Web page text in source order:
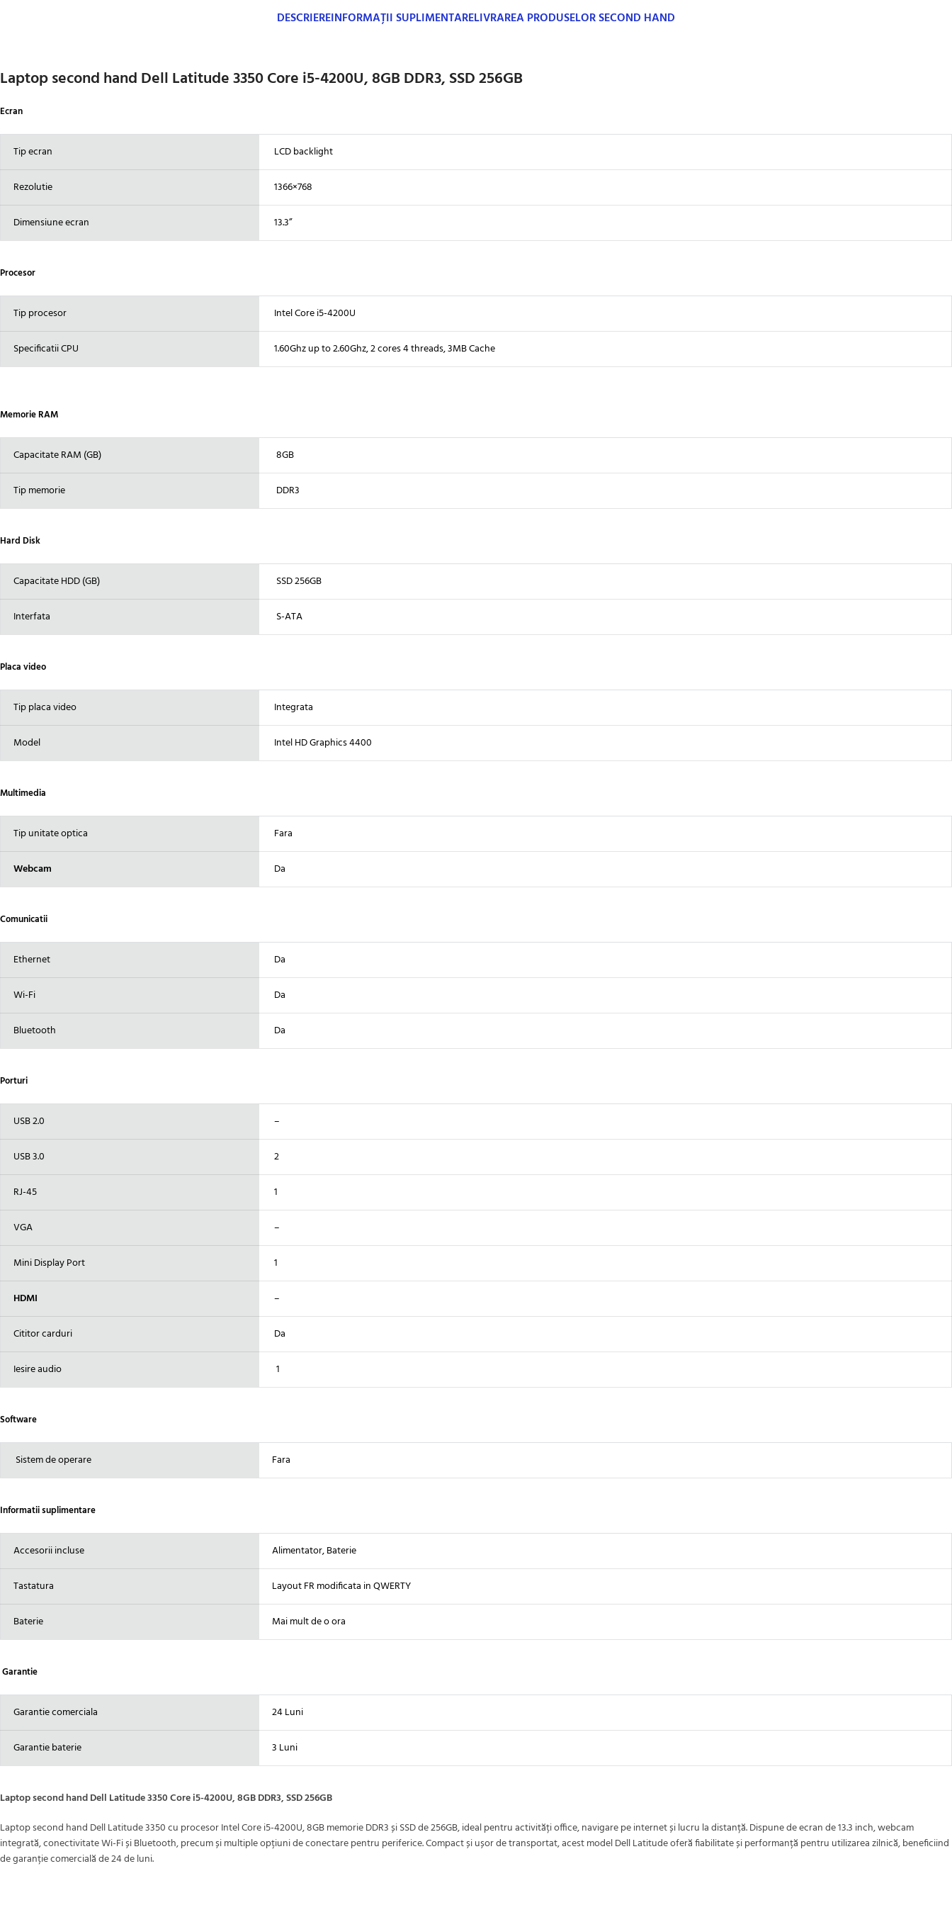
DESCRIEREINFORMAȚII SUPLIMENTARELIVRAREA PRODUSELOR SECOND HAND
Laptop second hand Dell Latitude 3350 Core i5-4200U, 8GB DDR3, SSD 256GB
Ecran
Tip ecran LCD backlight
Rezolutie 1366×768
Dimensiune ecran 13.3”
Procesor
Tip procesor Intel Core i5-4200U
Specificatii CPU 1.60Ghz up to 2.60Ghz, 2 cores 4 threads, 3MB Cache
Memorie RAM
Capacitate RAM (GB) 8GB
Tip memorie DDR3
Hard Disk
Capacitate HDD (GB) SSD 256GB
Interfata S-ATA
Placa video
Tip placa video Integrata
Model Intel HD Graphics 4400
Multimedia
Tip unitate optica Fara
Webcam Da
Comunicatii
Ethernet Da
Wi-Fi Da
Bluetooth Da
Porturi
USB 2.0 –
USB 3.0 2
RJ-45 1
VGA –
Mini Display Port 1
HDMI –
Cititor carduri Da
Iesire audio 1
Software
Sistem de operare Fara
Informatii suplimentare
Accesorii incluse Alimentator, Baterie
Tastatura Layout FR modificata in QWERTY
Baterie Mai mult de o ora
Garantie
Garantie comerciala 24 Luni
Garantie baterie 3 Luni
Laptop second hand Dell Latitude 3350 Core i5-4200U, 8GB DDR3, SSD 256GB
Laptop second hand Dell Latitude 3350 cu procesor Intel Core i5-4200U, 8GB memorie DDR3 și SSD de 256GB, ideal pentru activități office, navigare pe internet și lucru la distanță. Dispune de ecran de 13.3 inch, webcam
integrată, conectivitate Wi-Fi și Bluetooth, precum și multiple opțiuni de conectare pentru periferice. Compact și ușor de transportat, acest model Dell Latitude oferă fiabilitate și performanță pentru utilizarea zilnică, beneficiind
de garanție comercială de 24 de luni.